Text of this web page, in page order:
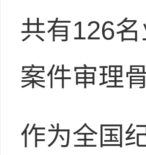
共有126
案件审理
作为全国